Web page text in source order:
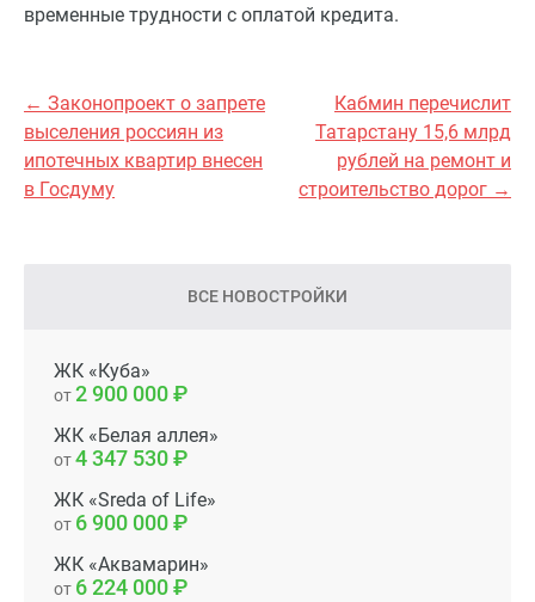
временные трудности с оплатой кредита.
← Законопроект о запрете
выселения россиян из
ипотечных квартир внесен
в Госдуму
Кабмин перечислит
Татарстану 15,6 млрд
рублей на ремонт и
строительство дорог →
ВСЕ НОВОСТРОЙКИ
ЖК «Куба»
от2 900 000
ЖК «Белая аллея»
от4 347 530
ЖК «Sreda of Life»
от 6 900 000
ЖК «Аквамарин»
от 6 224 000